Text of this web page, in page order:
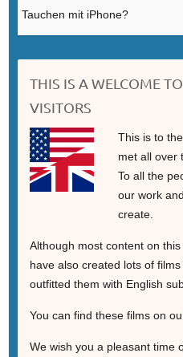
Tauchen mit iPhone?
THIS IS A WELCOME
VISITORS
This is to
met all over
To all the
our work
create.
Although most content on
have also created lots of
outfitted them with English
You can find these films on
We wish you a pleasant time